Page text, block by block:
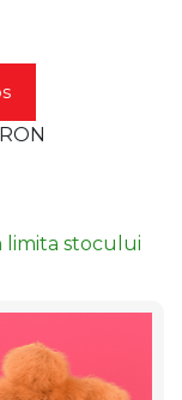
RON
limita stocului